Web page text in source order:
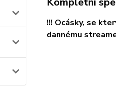
!!! Ocásky, se
dannému